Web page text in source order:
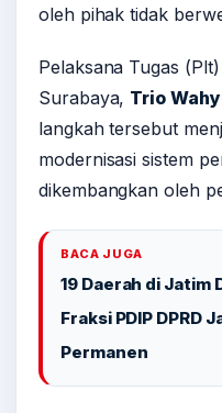
oleh pihak tidak
Pelaksana Tugas
Surabaya, Trio
langkah tersebut
modernisasi sistem
dikembangkan oleh
BACA JUGA
19 Daerah di Jatim
Fraksi PDIP DPRD
Permanen